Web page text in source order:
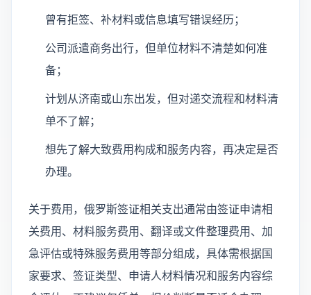
曾有拒签、补材料或信息填写错误经历；
公司派遣商务出行，但单位材料不清楚如何准
备；
计划从济南或山东出发，但对递交流程和材料清
单不了解；
想先了解大致费用构成和服务内容，再决定是否
办理。
关于费用，俄罗斯签证相关支出通常由签证申请相
关费用、材料服务费用、翻译或文件整理费用、加
急评估或特殊服务费用等部分组成，具体需根据国
家要求、签证类型、申请人材料情况和服务内容综